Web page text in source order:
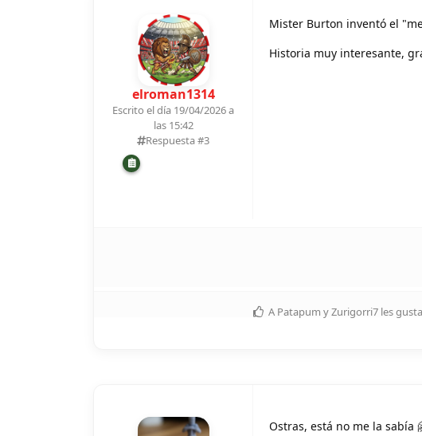
elroman1314
Escrito el día 19/04/2026 a
las 15:42
Respuesta #3
Mister Burton inventó el
Historia muy interesante,
A Patapum yZurigorri7 les
Ostras, está no me la sabía